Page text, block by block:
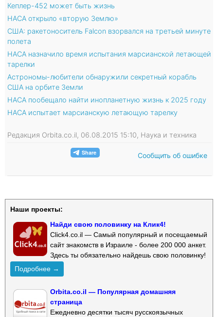
Кеплер-452 может быть жизнь
НАСА открыло «вторую Землю»
США: ракетоноситель Falcon взорвался на третьей минуте
полета
НАСА назначило время испытания марсианской летающей
тарелки
Астрономы-любители обнаружили секретный корабль
США на орбите Земли
НАСА пообещало найти инопланетную жизнь к 2025 году
НАСА испытает марсианскую летающую тарелку
Редакция Orbita.co.il, 06.08.2015 15:10, Наука и техника
Сообщить об ошибке
Наши проекты:
Найди свою половинку на Клик4!
Click4.co.il — Самый популярный и посещаемый
сайт знакомств в Израиле - более 200 000 анкет.
Здесь ты обязательно найдешь свою половинку!
Подробнее →
Orbita.co.il — Популярная домашняя
страница
Ежедневно десятки тысяч русскоязычных